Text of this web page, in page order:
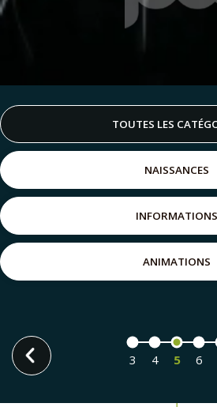
TOUTES LES
NAISSANCES
INFORMATIONS
ANIMATIONS
3 4 5 6